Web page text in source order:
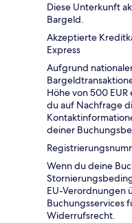
Diese Unterkunft
Bargeld.
Akzeptierte
Express
Aufgrund
Höhe von 500
du auf Nachfrage
deiner
Wenn du deine
EU-Verordnungen
Buchungsservices
Widerrufsrecht.